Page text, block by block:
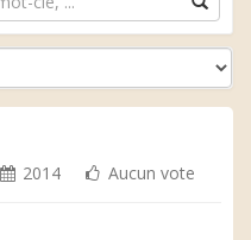
2014 Aucun vote